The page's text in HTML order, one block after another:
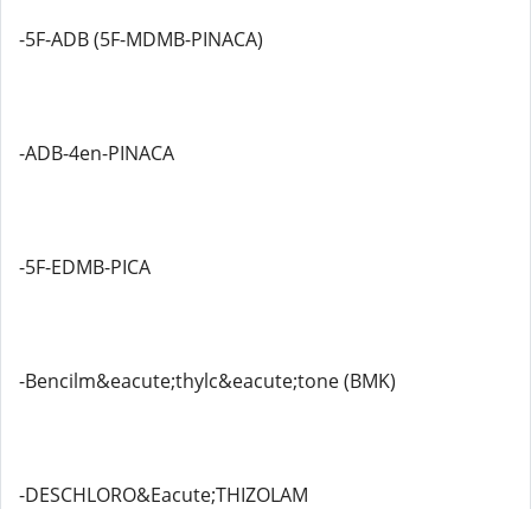
-5F-ADB (5F-MDMB-PINACA)
-ADB-4en-PINACA
-5F-EDMB-PICA
-Bencilm&eacute;thylc&eacute;tone (BMK)
-DESCHLORO&Eacute;THIZOLAM